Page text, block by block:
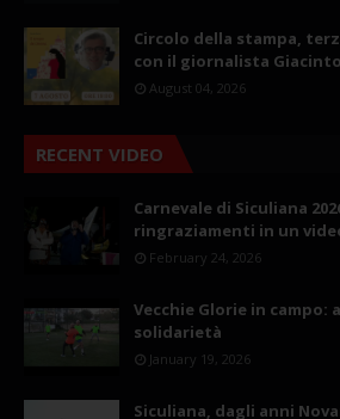
Circolo della stampa,
con il giornalista
August 04, 2026
RECENT VIDEO
Carnevale di Siculiana
ringraziamenti in un
February 24, 2026
Vecchie Glorie in campo:
solidarietà
January 19, 2026
Siculiana, dagli anni